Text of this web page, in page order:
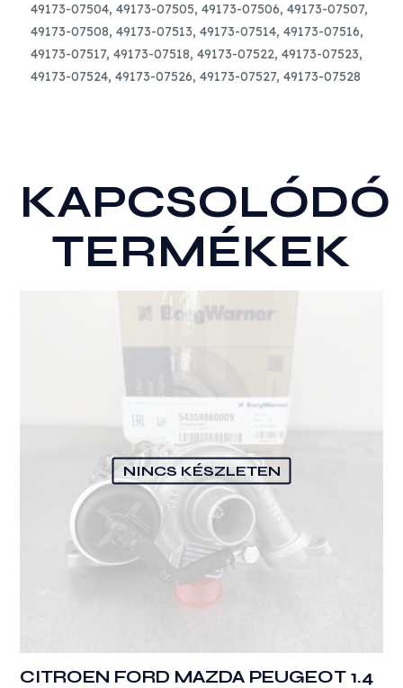
49173-07504, 49173-07505, 49173-07506, 49173-07507,
49173-07508, 49173-07513, 49173-07514, 49173-07516,
49173-07517, 49173-07518, 49173-07522, 49173-07523,
49173-07524, 49173-07526, 49173-07527, 49173-07528
KAPCSOLÓDÓ
TERMÉKEK
NINCS KÉSZLETEN
CITROEN FORD MAZDA PEUGEOT 1.4